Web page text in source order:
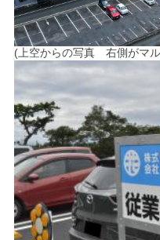
(上空からの写真 右側がマ